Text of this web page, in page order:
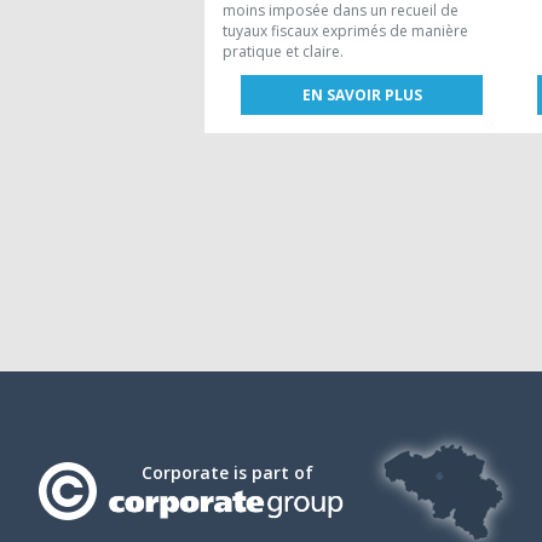
moins imposée dans un recueil de
tuyaux fiscaux exprimés de manière
pratique et claire.
EN SAVOIR PLUS
Corporate is part of